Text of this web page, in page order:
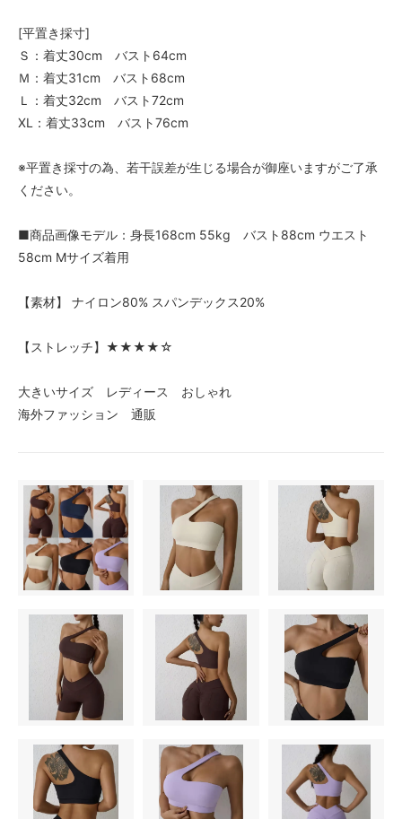
[平置き採寸]
Ｓ：着丈30cm バスト64cm
Ｍ：着丈31cm バスト68cm
Ｌ：着丈32cm バスト72cm
XL：着丈33cm バスト76cm
※平置き採寸の為、若干誤差が生じる場合が御座いますがご了承
ください。
■商品画像モデル：身長168cm 55kg バスト88cm ウエスト
58cm Mサイズ着用
【素材】 ナイロン80% スパンデックス20%
【ストレッチ】★★★★☆
大きいサイズ レディース おしゃれ
海外ファッション 通販